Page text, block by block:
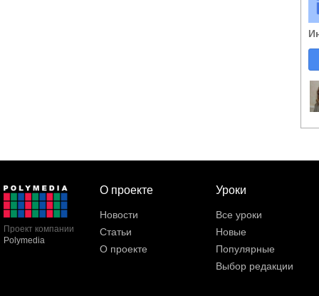
Проект компании
Polymedia
О проекте
Новости
Статьи
О проекте
Уроки
Все уроки
Новые
Популярные
Выбор редакции